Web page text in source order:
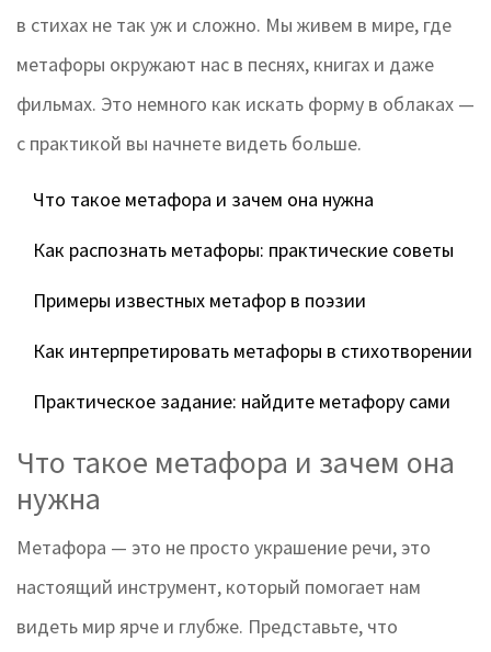
в стихах не так уж и сложно. Мы живем в мире, где
метафоры окружают нас в песнях, книгах и даже
фильмах. Это немного как искать форму в облаках —
с практикой вы начнете видеть больше.
Что такое метафора и зачем она нужна
Как распознать метафоры: практические советы
Примеры известных метафор в поэзии
Как интерпретировать метафоры в стихотворении
Практическое задание: найдите метафору сами
Что такое метафора и зачем она
нужна
Метафора — это не просто украшение речи, это
настоящий инструмент, который помогает нам
видеть мир ярче и глубже. Представьте, что